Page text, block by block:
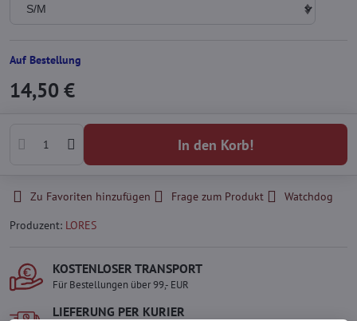
Auf Bestellung
14,50 €
In den Korb!
Zu Favoriten hinzufügen Frage zum Produkt
Watchdog
Produzent: LORES
KOSTENLOSER TRANSPORT
Für Bestellungen über 99,- EUR
LIEFERUNG PER KURIER